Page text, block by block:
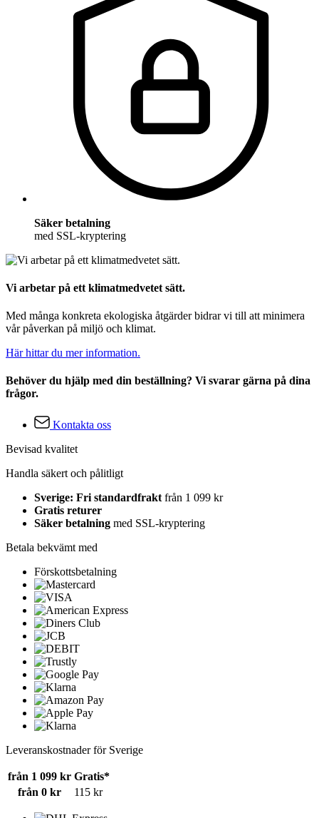
Säker betalning
med SSL-kryptering
Vi arbetar på ett klimatmedvetet sätt.
Med många konkreta ekologiska åtgärder bidrar vi till att minimera
vår påverkan på miljö och klimat.
Här hittar du mer information.
Behöver du hjälp med din beställning? Vi svarar gärna på dina
frågor.
Kontakta oss
Bevisad kvalitet
Handla säkert och pålitligt
Sverige: Fri standardfrakt från 1 099 kr
Gratis returer
Säker betalning med SSL-kryptering
Betala bekvämt med
Förskottsbetalning
Leveranskostnader för Sverige
från 1 099 kr Gratis*
från 0 kr
115 kr